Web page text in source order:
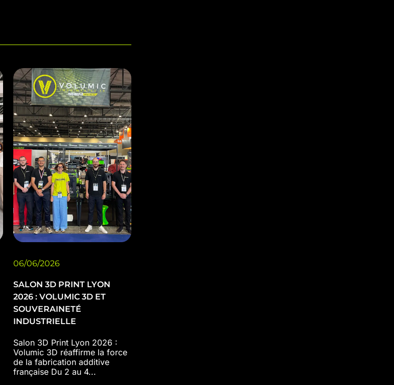
06/06/2026
SALON 3D PRINT LYON
2026 : VOLUMIC 3D ET
SOUVERAINETÉ
INDUSTRIELLE
Salon 3D Print Lyon 2026 :
Volumic 3D réaffirme la force
de la fabrication additive
française Du 2 au 4...